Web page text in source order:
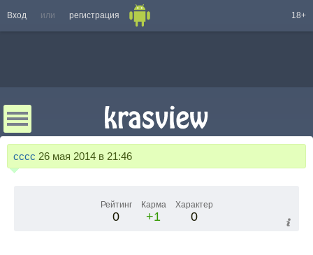
Вход или регистрация 18+
сссс 26 мая 2014 в 21:46
Рейтинг
0
Карма
+1
Характер
0